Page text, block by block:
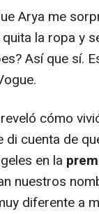
Arya me
la ropa y
Así que sí.
cómo
di cuenta de
en la
nuestros
diferente a